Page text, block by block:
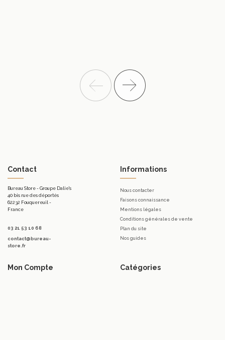
Contact
Bureau Store - Groupe Dalie's
40 bis rue des déportés
62232 Fouquereuil -
France
03 21 53 10 68
contact@bureau-
store.fr
Informations
Nous contacter
Faisons connaissance
Mentions légales
Conditions générales de vente
Plan du site
Nos guides
Mon Compte Catégories